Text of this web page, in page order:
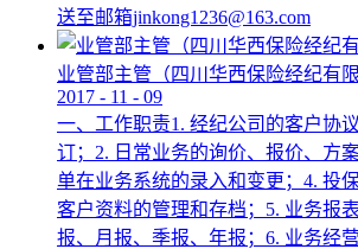
送至邮箱jinkong1236@163.com
业管部主管（四川华西保险经纪有限
2017 - 11 - 09
一、工作职责1. 经纪公司的客户协
订；2. 日常业务的询价、报价、方
单在业务系统的录入和变更；4. 投
客户资料的管理和存档；5. 业务报
报、月报、季报、年报；6. 业务经